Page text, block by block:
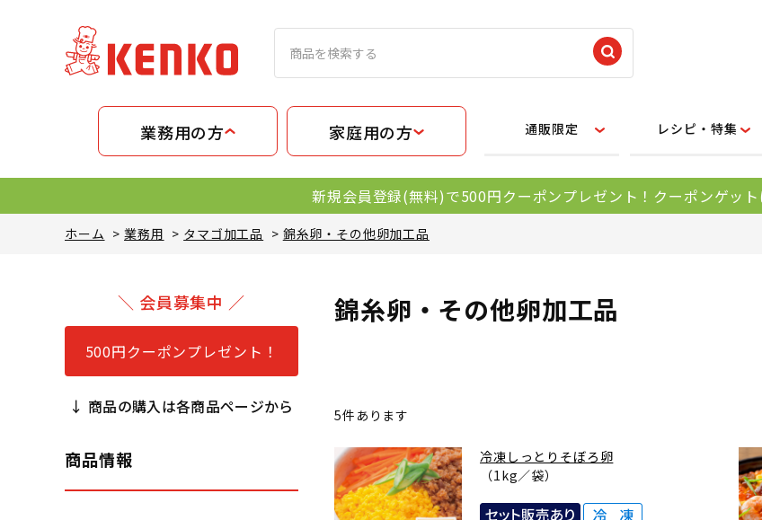
業務用の方 家庭用の方 通販限定 レシピ・特集
新規会員登録(無料)で500円クーポンプレゼント！クーポンゲッ
ホーム >業務用 > タマゴ加工品 > 錦糸卵・その他卵加工品
＼ 会員募集中 ／
500円クーポンプレゼント！
↓ 商品の購入は各商品ページから
商品情報
錦糸卵・その他卵加工品
5件あります
冷凍しっとりそぼろ卵
（1kg／袋）